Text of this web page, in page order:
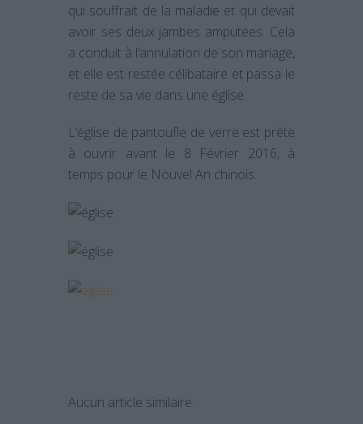
qui souffrait de la maladie et qui devait
avoir ses deux jambes amputées. Cela
a conduit à l’annulation de son mariage,
et elle est restée célibataire et passa le
reste de sa vie dans une église.
L’église de pantoufle de verre est prête
à ouvrir avant le 8 Février 2016, à
temps pour le Nouvel An chinois.
Aucun article similaire.